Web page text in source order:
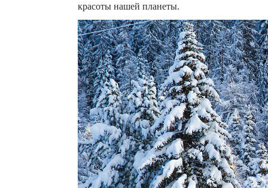
красоты нашей планеты.